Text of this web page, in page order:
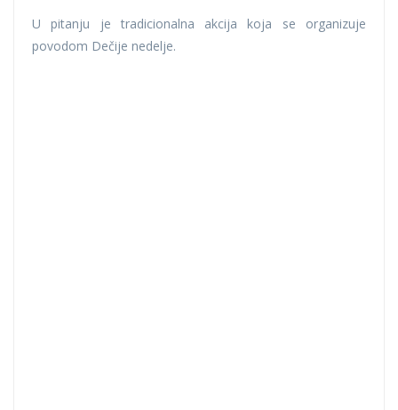
U pitanju je tradicionalna akcija koja se organizuje
povodom Dečije nedelje.